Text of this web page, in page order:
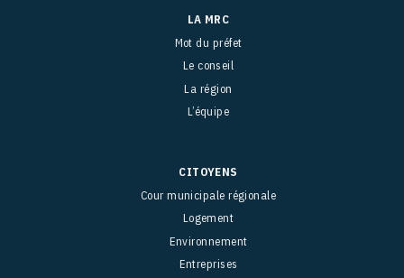
LA MRC
Mot du préfet
Le conseil
La région
L’équipe
CITOYENS
Cour municipale régionale
Logement
Environnement
Entreprises